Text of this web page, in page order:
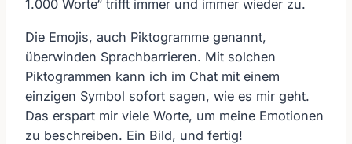
1.000 Worte“ trifft immer und immer wieder zu.
Die Emojis, auch Piktogramme genannt,
überwinden Sprachbarrieren. Mit solchen
Piktogrammen kann ich im Chat mit einem
einzigen Symbol sofort sagen, wie es mir geht.
Das erspart mir viele Worte, um meine Emotionen
zu beschreiben. Ein Bild, und fertig!